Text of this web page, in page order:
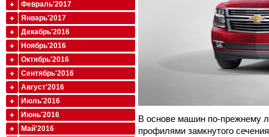
В основе машин по-прежнему
профилями замкнутого
Февраль'2017
Январь'2017
Декабрь'2016
Ноябрь'2016
Октябрь'2016
Сентябрь'2016
Август'2016
Июль'2016
Июнь'2016
Май'2016